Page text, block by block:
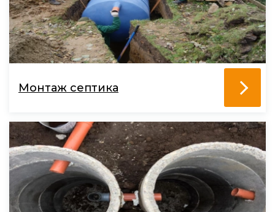
Монтаж септика